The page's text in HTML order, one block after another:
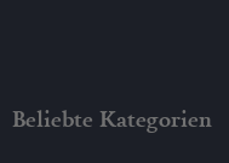
Beliebte Kategorien